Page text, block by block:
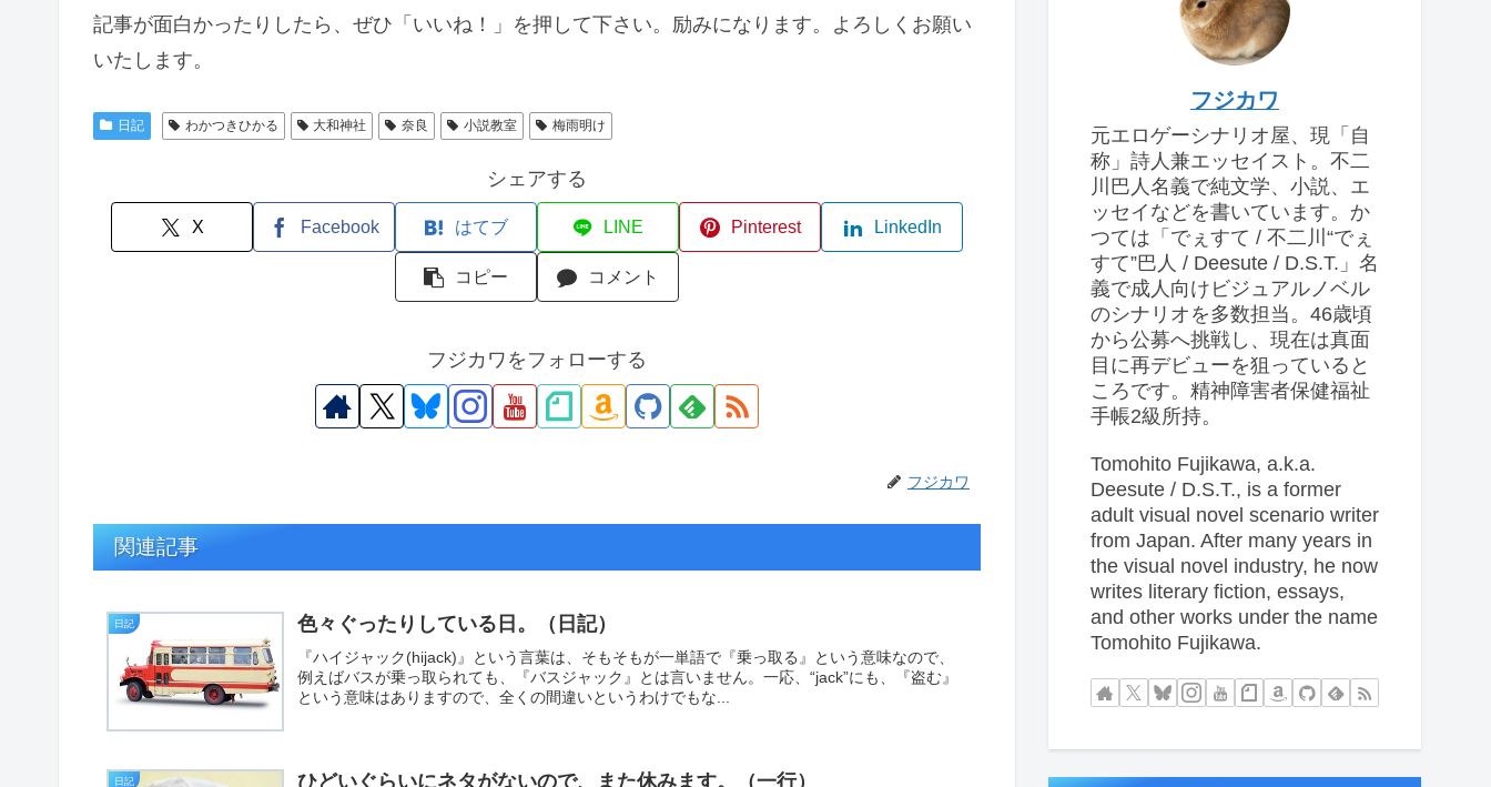
記事が面白かったりしたら、ぜひ「いいね！」を押して下さい。励みになります。よろしくお願い
いたします。
日記 わかつきひかる 大和神社 奈良 小説教室 梅雨明け
シェアする
X Facebook はてブ LINE Pinterest LinkedIn
コピー コメント
フジカワをフォローする
フジカワ
関連記事
日記 色々ぐったりしている日。（日記）
『ハイジャック(hijack)』という言葉は、そもそもが一単語で『乗っ取る』という意味なので、
例えばバスが乗っ取られても、『バスジャック』とは言いません。一応、“jack”にも、『盗む』
という意味はありますので、全くの間違いというわけでもな...
日記 ひどいぐらいにネタがないので、また休みます。（一行）
フジカワ
元エロゲーシナリオ屋、現「自
称」詩人兼エッセイスト。不二
川巴人名義で純文学、小説、エ
ッセイなどを書いています。か
つては「でぇすて / 不二川“でぇ
すて”巴人 / Deesute / D.S.T.」名
義で成人向けビジュアルノベル
のシナリオを多数担当。46歳頃
から公募へ挑戦し、現在は真面
目に再デビューを狙っていると
ころです。精神障害者保健福祉
手帳2級所持。
Tomohito Fujikawa, a.k.a.
Deesute / D.S.T., is a former
adult visual novel scenario writer
from Japan. After many years in
the visual novel industry, he now
writes literary fiction, essays,
and other works under the name
Tomohito Fujikawa.